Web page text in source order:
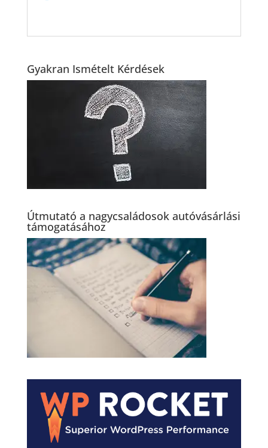
Gyakran Ismételt Kérdések
Útmutató a nagycsaládosok autóvásárlási
támogatásához